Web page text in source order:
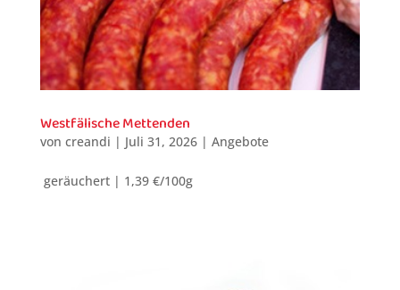
Westfälische Mettenden
von creandi | Juli 31, 2026| Angebote
geräuchert | 1,39 €/100g